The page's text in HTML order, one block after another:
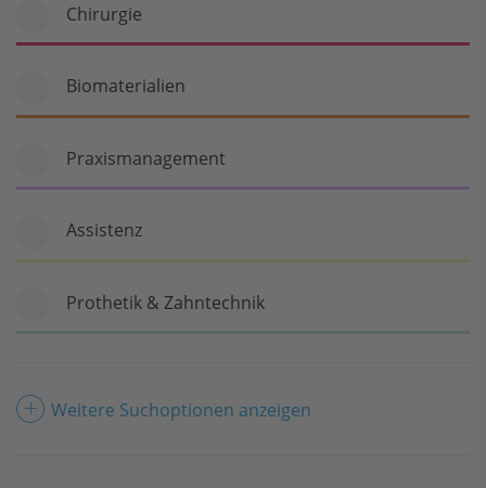
Chirurgie
Biomaterialien
Praxismanagement
Assistenz
Prothetik & Zahntechnik
Weitere Suchoptionen anzeigen